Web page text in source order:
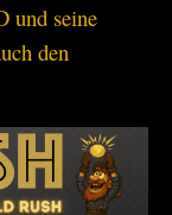
und seine
den